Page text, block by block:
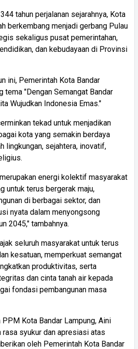
tahun perjalanan sejarahnya, Kota
berkembang menjadi gerbang Pulau
sekaligus pusat pemerintahan,
dan kebudayaan di Provinsi
ini, Pemerintah Kota Bandar
tema "Dengan Semangat Bandar
Wujudkan Indonesia Emas."
tekad untuk menjadikan
kota yang semakin berdaya
lingkungan, sejahtera, inovatif,
energi kolektif masyarakat
untuk terus bergerak maju,
di berbagai sektor, dan
nyata dalam menyongsong
2045," tambahnya.
seluruh masyarakat untuk terus
kesatuan, memperkuat semangat
produktivitas, serta
dan cinta tanah air kepada
fondasi pembangunan masa
Kota Bandar Lampung, Aini
rasa syukur dan apresiasi atas
oleh Pemerintah Kota Bandar